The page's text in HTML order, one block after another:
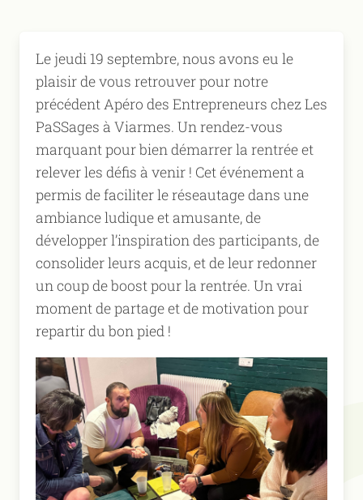
Le jeudi 19 septembre, nous avons eu le
plaisir de vous retrouver pour notre
précédent Apéro des Entrepreneurs chez Les
PaSSages à Viarmes. Un rendez-vous
marquant pour bien démarrer la rentrée et
relever les défis à venir ! Cet événement a
permis de faciliter le réseautage dans une
ambiance ludique et amusante, de
développer l’inspiration des participants, de
consolider leurs acquis, et de leur redonner
un coup de boost pour la rentrée. Un vrai
moment de partage et de motivation pour
repartir du bon pied !